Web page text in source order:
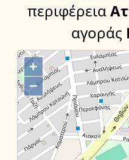
περιφέρεια
αγοράς
+
−